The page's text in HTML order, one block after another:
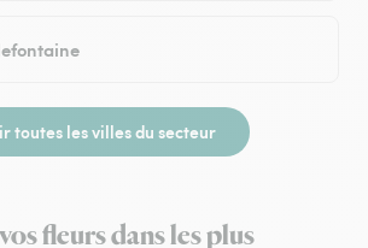
toutes les villes du secteur
fleurs dans les plus